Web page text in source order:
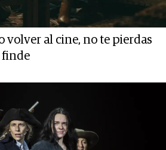
volver al cine, no te pierdas
finde